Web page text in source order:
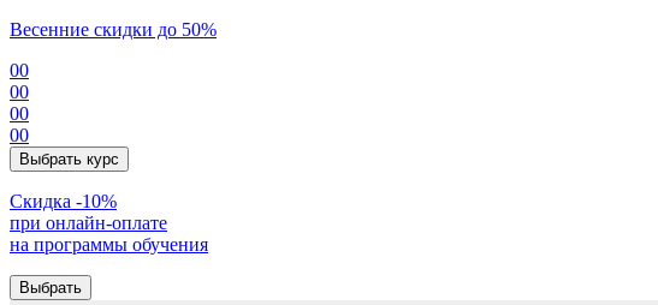
Весенние скидки до 50%
00
00
00
00
Выбрать курс
Cкидка -10%
при онлайн-оплате
на программы обучения
Выбрать